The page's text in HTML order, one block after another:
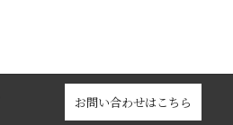
お問い合わせはこちら